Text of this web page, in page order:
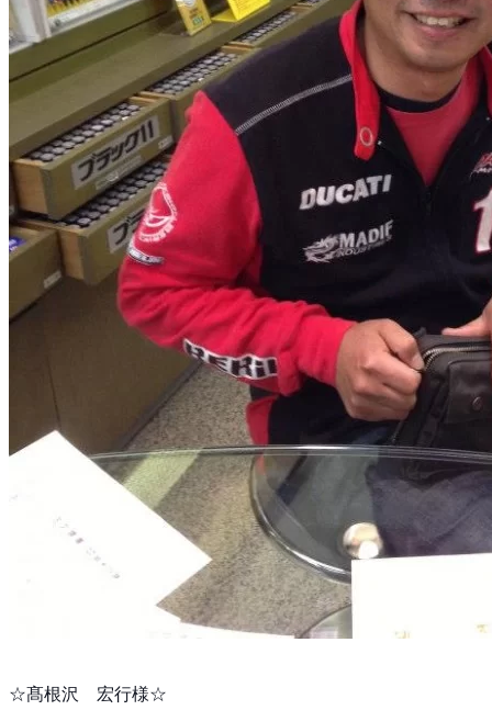
☆髙根沢 宏行様☆